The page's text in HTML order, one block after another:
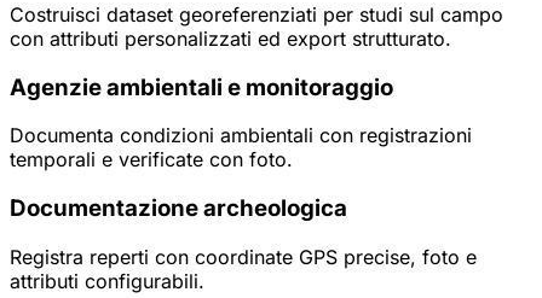
Costruisci dataset georeferenziati per studi sul campo
con attributi personalizzati ed export strutturato.
Agenzie ambientali e monitoraggio
Documenta condizioni ambientali con registrazioni
temporali e verificate con foto.
Documentazione archeologica
Registra reperti con coordinate GPS precise, foto e
attributi configurabili.